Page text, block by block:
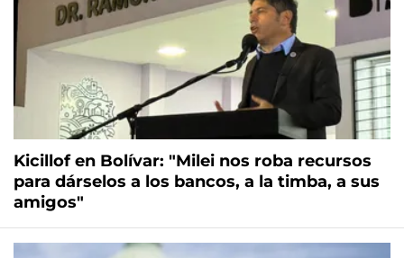
Kicillof en Bolívar: "Milei nos roba recursos
para dárselos a los bancos, a la timba, a sus
amigos"